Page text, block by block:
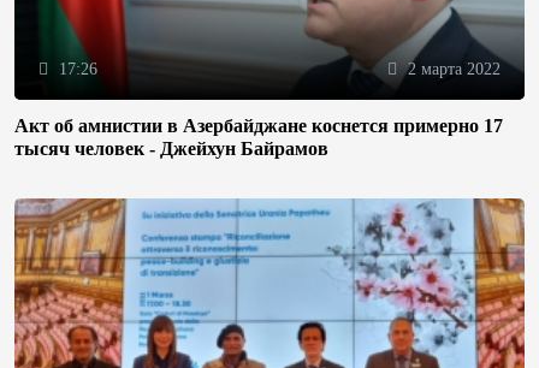
17:26 2 марта 2022
Акт об амнистии в Азербайджане коснется примерно 17
тысяч человек - Джейхун Байрамов